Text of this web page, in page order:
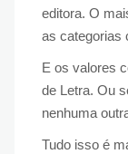
editora. O
as categorias
E os valores
de Letra. Ou
nenhuma
Tudo isso é